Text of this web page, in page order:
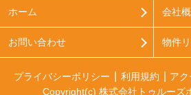
ホーム 会社
お問い合わせ 物件
プライバシーポリシー 利用規約 ア
Copyright(c) 株式会社トゥルーズ